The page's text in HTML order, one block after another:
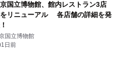
国立博物館、館内レストラン3店
リニューアル 各店舗の詳細を発
国立博物館
1日前